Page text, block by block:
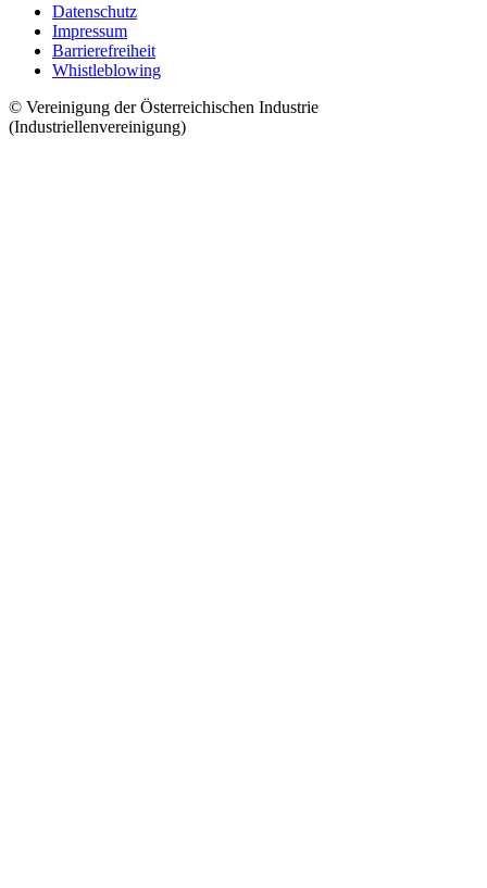
Datenschutz
Impressum
Barrierefreiheit
Whistleblowing
© Vereinigung der Österreichischen Industrie
(Industriellenvereinigung)